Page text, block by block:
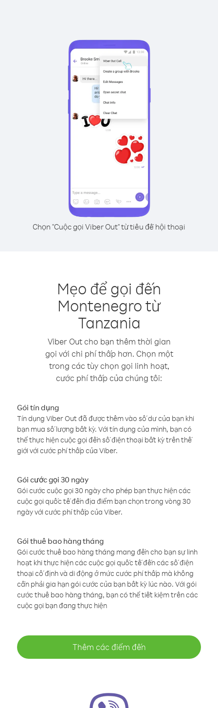
Chọn "Cuộc gọi Viber Out" từ tiêu đề hội thoại
Mẹo để gọi đến
Montenegro từ
Tanzania
Viber Out cho bạn thêm thời gian
gọi với chi phí thấp hơn. Chọn một
trong các tùy chọn gọi linh hoạt,
cước phí thấp của chúng tôi:
Gói tín dụng
Tín dụng Viber Out đã được thêm vào số dư của bạn khi
bạn mua số lượng bất kỳ. Với tín dụng của mình, bạn có
thể thực hiện cuộc gọi đến số điện thoại bất kỳ trên thế
giới với cước phí thấp của Viber.
Gói cước gọi 30 ngày
Gói cước cuộc gọi 30 ngày cho phép bạn thực hiện các
cuộc gọi quốc tế đến địa điểm bạn chọn trong vòng 30
ngày với cước phí thấp của Viber.
Gói thuê bao hàng tháng
Gói cước thuê bao hàng tháng mang đến cho bạn sự linh
hoạt khi thực hiện các cuộc gọi quốc tế đến các số điện
thoại cố định và di động ở mức cước phí thấp mà không
cần phải gia hạn gói cước của bạn bất kỳ lúc nào. Với gói
cước thuê bao hàng tháng, bạn có thể tiết kiệm trên các
cuộc gọi bạn đang thực hiện
Thêm các điểm đến